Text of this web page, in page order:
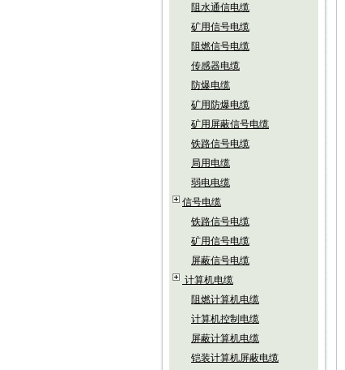
阻水通信电缆
矿用信号电缆
阻燃信号电缆
传感器电缆
防爆电缆
矿用防爆电缆
矿用屏蔽信号电缆
铁路信号电缆
局用电缆
弱电电缆
信号电缆
铁路信号电缆
矿用信号电缆
屏蔽信号电缆
计算机电缆
阻燃计算机电缆
计算机控制电缆
屏蔽计算机电缆
铠装计算机屏蔽电缆